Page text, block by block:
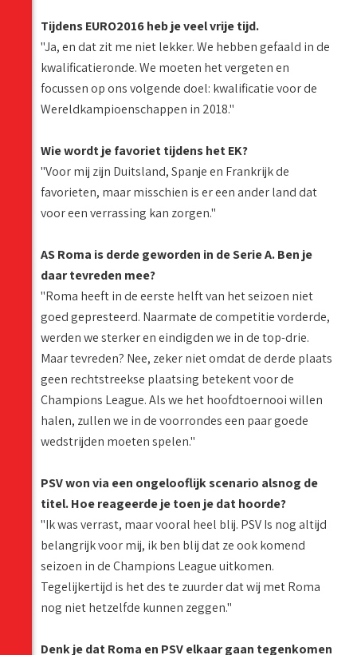
Tijdens EURO2016 heb je veel vrije tijd.
"Ja, en dat zit me niet lekker. We hebben gefaald in de
kwalificatieronde. We moeten het vergeten en
focussen op ons volgende doel: kwalificatie voor de
Wereldkampioenschappen in 2018."
Wie wordt je favoriet tijdens het EK?
"Voor mij zijn Duitsland, Spanje en Frankrijk de
favorieten, maar misschien is er een ander land dat
voor een verrassing kan zorgen."
AS Roma is derde geworden in de Serie A. Ben je
daar tevreden mee?
"Roma heeft in de eerste helft van het seizoen niet
goed gepresteerd. Naarmate de competitie vorderde,
werden we sterker en eindigden we in de top-drie.
Maar tevreden? Nee, zeker niet omdat de derde plaats
geen rechtstreekse plaatsing betekent voor de
Champions League. Als we het hoofdtoernooi willen
halen, zullen we in de voorrondes een paar goede
wedstrijden moeten spelen."
PSV won via een ongelooflijk scenario alsnog de
titel. Hoe reageerde je toen je dat hoorde?
"Ik was verrast, maar vooral heel blij. PSV Is nog altijd
belangrijk voor mij, ik ben blij dat ze ook komend
seizoen in de Champions League uitkomen.
Tegelijkertijd is het des te zuurder dat wij met Roma
nog niet hetzelfde kunnen zeggen."
Denk je dat Roma en PSV elkaar gaan tegenkomen